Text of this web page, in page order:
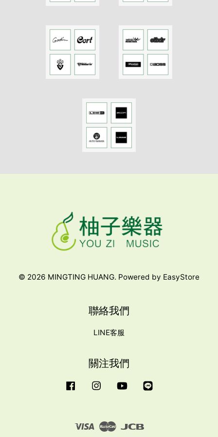
© 2026 MINGTING HUANG. Powered by EasyStore
聯絡我們
LINE客服
關注我們
FacebookInstagramYouTube
Visa Master JCB